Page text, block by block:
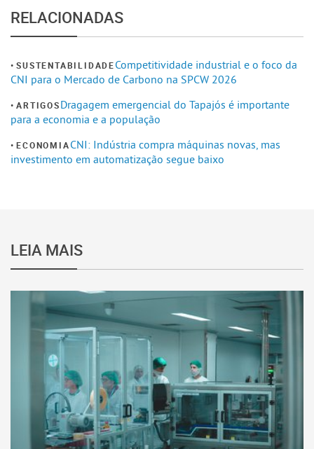
RELACIONADAS
SUSTENTABILIDADECompetitividade industrial e o foco da
CNI para o Mercado de Carbono na SPCW 2026
ARTIGOSDragagem emergencial do Tapajós é importante
para a economia e a população
ECONOMIACNI: Indústria compra máquinas novas, mas
investimento em automatização segue baixo
LEIA MAIS